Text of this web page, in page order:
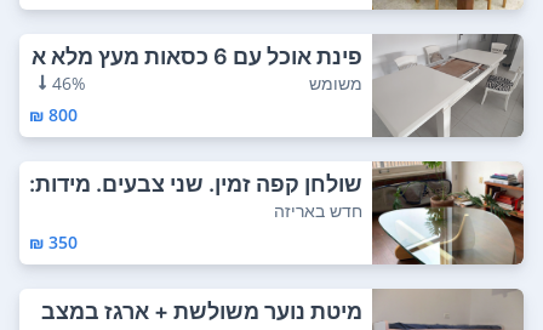
פינת אוכל עם 6 כסאות מעץ מלא א
ורך 180סמ ...
משומש
46%
800 ₪
שולחן קפה זמין. שני צבעים. מידות:
90 x 6...
חדש באריזה
350 ₪
מיטת נוער משולשת + ארגז במצב